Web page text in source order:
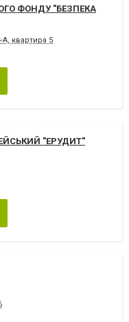
ФОНДУ "БЕЗПЕКА
квартира 5
"ЕРУДИТ"